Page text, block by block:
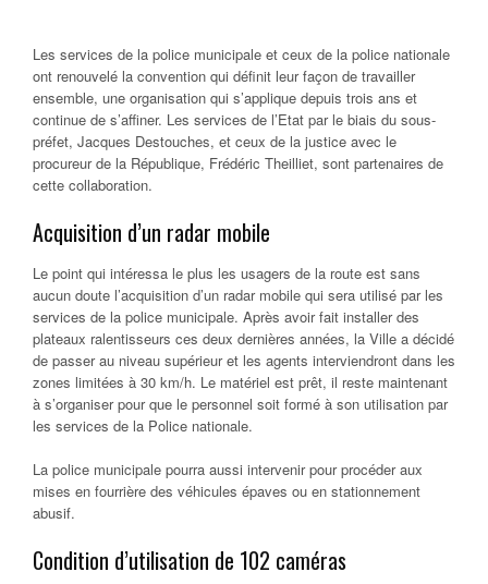
Les services de la police municipale et ceux de la police nationale
ont renouvelé la convention qui définit leur façon de travailler
ensemble, une organisation qui s’applique depuis trois ans et
continue de s’affiner. Les services de l’Etat par le biais du sous-
préfet, Jacques Destouches, et ceux de la justice avec le
procureur de la République, Frédéric Theilliet, sont partenaires de
cette collaboration.
Acquisition d’un radar mobile
Le point qui intéressa le plus les usagers de la route est sans
aucun doute l’acquisition d’un radar mobile qui sera utilisé par les
services de la police municipale. Après avoir fait installer des
plateaux ralentisseurs ces deux dernières années, la Ville a décidé
de passer au niveau supérieur et les agents interviendront dans les
zones limitées à 30 km/h. Le matériel est prêt, il reste maintenant
à s’organiser pour que le personnel soit formé à son utilisation par
les services de la Police nationale.
La police municipale pourra aussi intervenir pour procéder aux
mises en fourrière des véhicules épaves ou en stationnement
abusif.
Condition d’utilisation de 102 caméras